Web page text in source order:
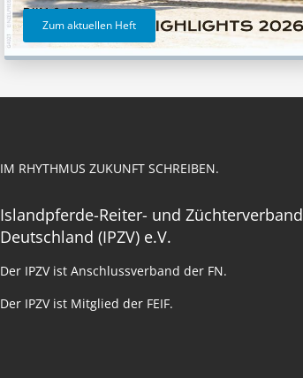
Zum aktuellen Heft
IM RHYTHMUS ZUKUNFT SCHREIBEN.
Islandpferde-Reiter- und Züchterverband
Deutschland (IPZV) e.V.
Der IPZV ist Anschlussverband der FN.
Der IPZV ist Mitglied der FEIF.